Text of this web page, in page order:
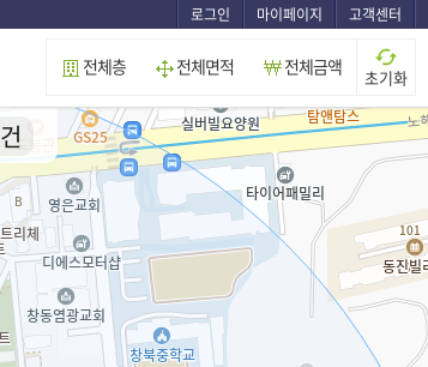
로그인 마이페이지 고객센터
전체층 전체면적 전체금액 초기화
건